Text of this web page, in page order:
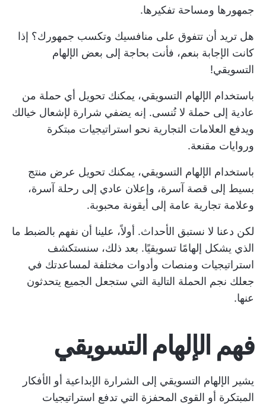
جمهورها ومساحة تفكيرها.
هل تريد أن تتفوق على منافسيك وتكسب جمهورك؟ إذا
كانت الإجابة بنعم، فأنت بحاجة إلى بعض الإلهام
التسويقي!
باستخدام الإلهام التسويقي، يمكنك تحويل أي حملة من
عادية إلى حملة لا تُنسى. إنه يضفي شرارة لإشعال خيالك
ويدفع العلامات التجارية نحو استراتيجيات مبتكرة
وروايات مقنعة.
باستخدام الإلهام التسويقي، يمكنك تحويل عرض منتج
بسيط إلى قصة آسرة، وإعلان عادي إلى رحلة آسرة،
وعلامة تجارية عامة إلى أيقونة محبوبة.
لكن دعنا لا نستبق الأحداث. أولاً، علينا أن نفهم بالضبط ما
الذي يشكل إلهامًا تسويقيًا. بعد ذلك، سنستكشف
استراتيجيات ومنصات وأدوات مختلفة لمساعدتك في
جعلك نجم الحملة التالية التي ستجعل الجميع يتحدثون
عنها.
فهم الإلهام التسويقي
يشير الإلهام التسويقي إلى الشرارة الإبداعية أو الأفكار
المبتكرة أو القوى المحفزة التي تدفع استراتيجيات